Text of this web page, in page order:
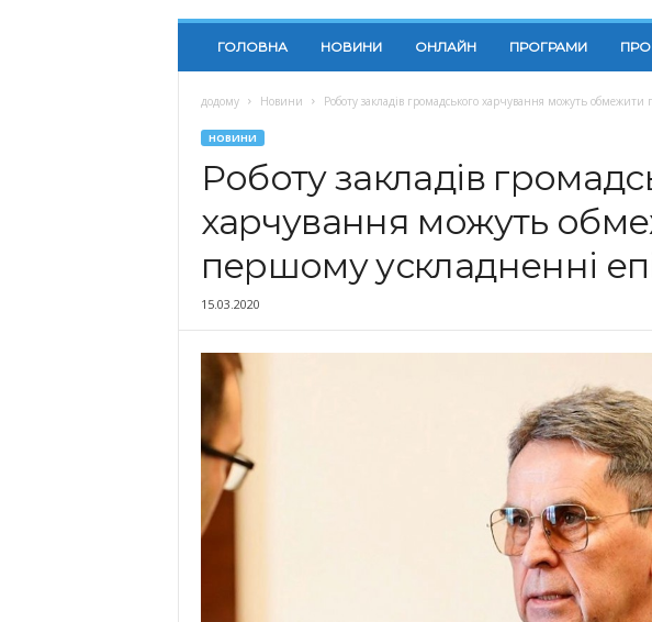
ГОЛОВНА НОВИНИ ОНЛАЙН ПРОГРАМИ
додому Новини Роботу закладів громадського харчування можуть
НОВИНИ
Роботу закладів
харчування можуть
першому ускладненні
15.03.2020